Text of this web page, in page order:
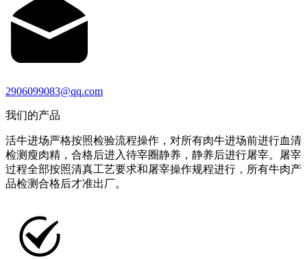
2906099083@qq.com
我们的产品
活牛进场严格按照检验流程操作，对所有肉牛进场前进行血清
检测瘦肉精，合格后进入待宰圈静养，静养后进行屠宰。屠宰
过程全部按照清真工艺要求和屠宰操作规程进行，所有牛肉产
品检测合格后才准出厂。